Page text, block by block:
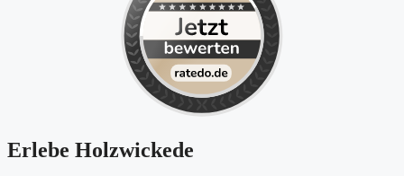
Erlebe Holzwickede